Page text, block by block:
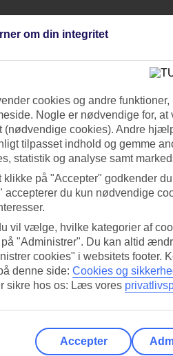
om din integritet
cookies og andre
Nogle er nødvendige for,
(nødvendige cookies). Andre
tilpasset indhold og gemme
statistik og analyse samt
klikke på "Accepter" godkender
accepterer du kun nødvendige
vil vælge, hvilke kategorier af
på "Administrer". Du kan altid
cookies" i websitets footer.
denne side: Cookies og
sikre hos os: Læs vores
Accepter